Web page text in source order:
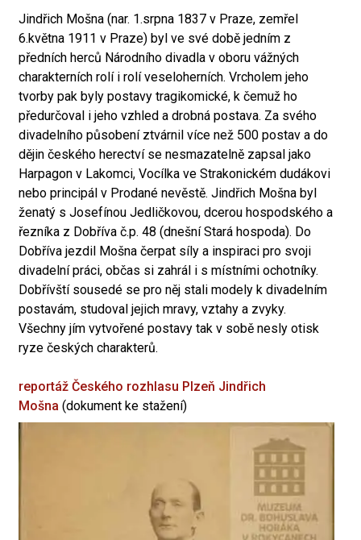
Jindřich Mošna (nar. 1.srpna 1837 v Praze, zemřel
6.května 1911 v Praze) byl ve své době jedním z
předních herců Národního divadla v oboru vážných
charakterních rolí i rolí veseloherních. Vrcholem jeho
tvorby pak byly postavy tragikomické, k čemuž ho
předurčoval i jeho vzhled a drobná postava. Za svého
divadelního působení ztvárnil více než 500 postav a do
dějin českého herectví se nesmazatelně zapsal jako
Harpagon v Lakomci, Vocílka ve Strakonickém dudákovi
nebo principál v Prodané nevěstě. Jindřich Mošna byl
ženatý s Josefínou Jedličkovou, dcerou hospodského a
řezníka z Dobříva č.p. 48 (dnešní Stará hospoda). Do
Dobříva jezdil Mošna čerpat síly a inspiraci pro svoji
divadelní práci, občas si zahrál i s místními ochotníky.
Dobřívští sousedé se pro něj stali modely k divadelním
postavám, studoval jejich mravy, vztahy a zvyky.
Všechny jím vytvořené postavy tak v sobě nesly otisk
ryze českých charakterů.
reportáž Českého rozhlasu Plzeň Jindřich
Mošna (dokument ke stažení)